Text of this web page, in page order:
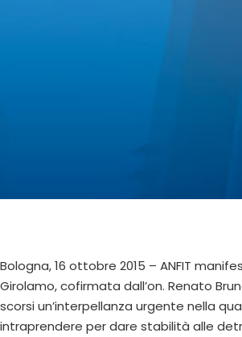
Bologna, 16 ottobre 2015 – ANFIT
Girolamo, cofirmata dall’on. Renato
scorsi un’interpellanza urgente nella
intraprendere per dare stabilità alle